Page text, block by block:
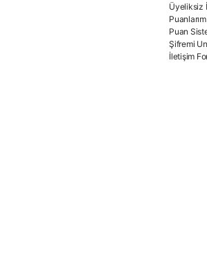
Üyeliksiz
Puan
Şifremi
İletişim